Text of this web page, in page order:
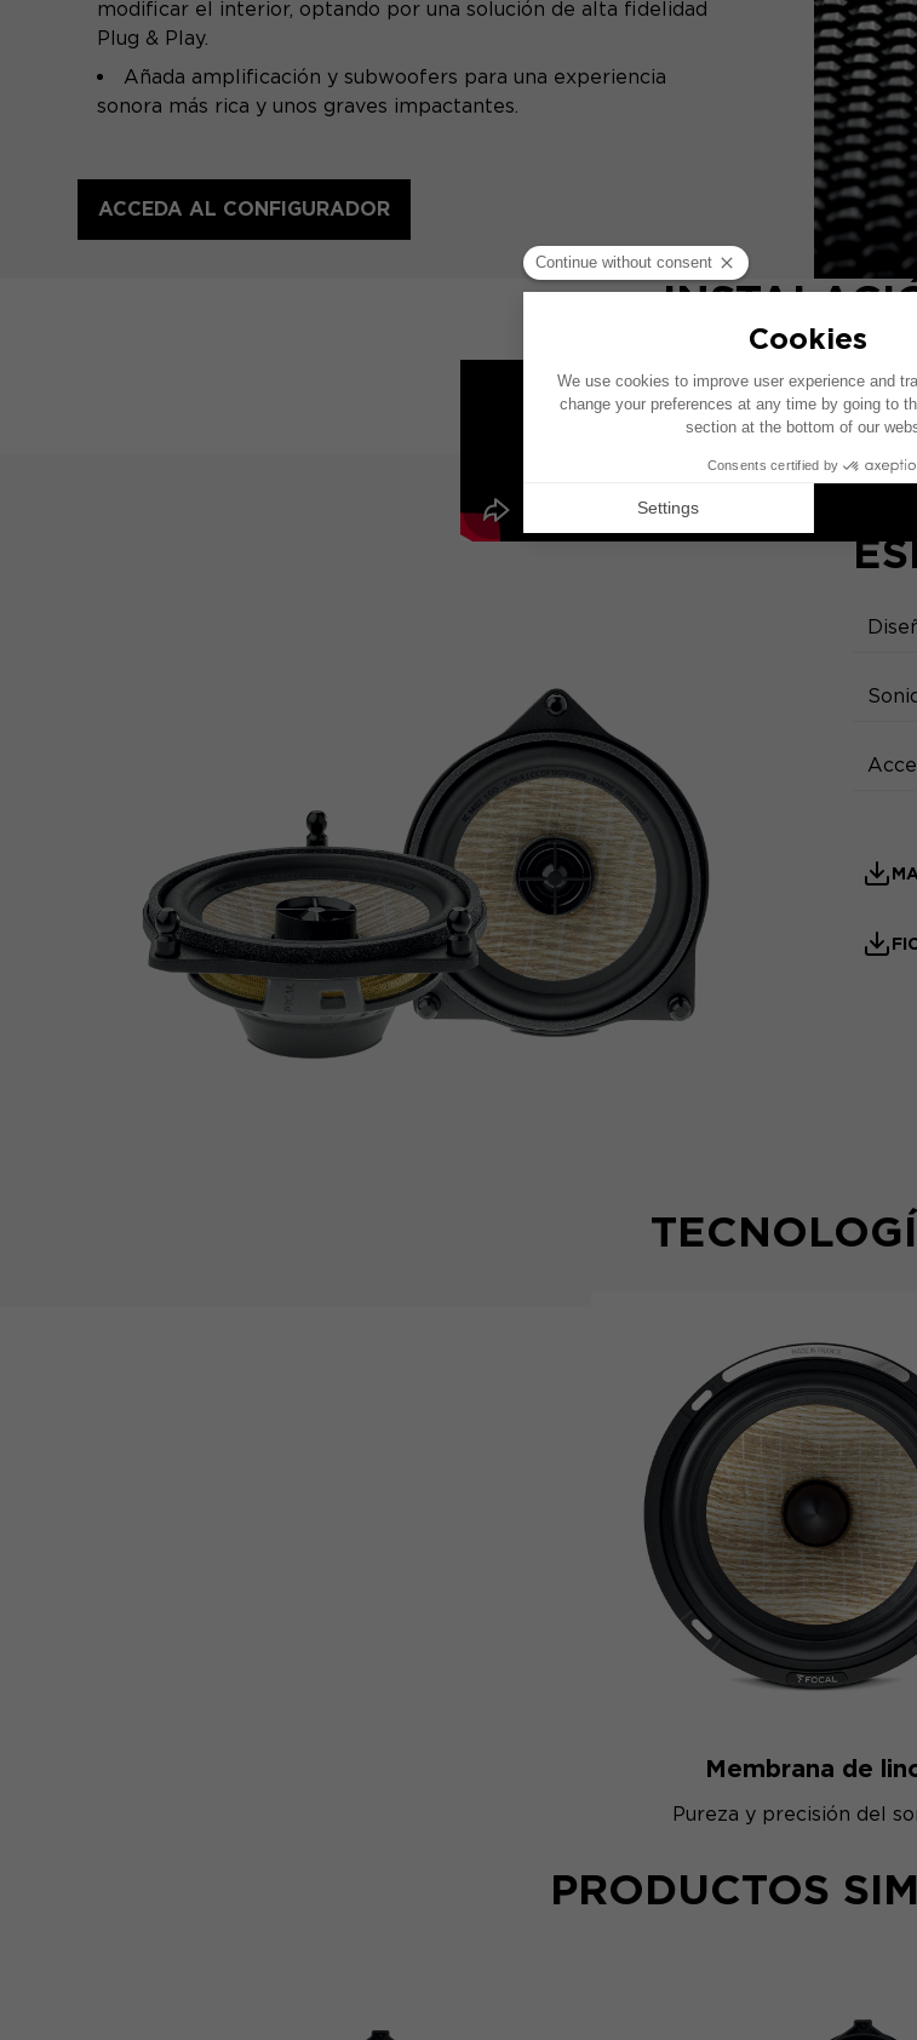
modificar el interior, optando por una solución de alta fidelidad
Plug & Play.
Añada amplificación y subwoofers para una experiencia
sonora más rica y unos graves impactantes.
ACCEDA AL CONFIGURADOR
Membrana de
Pureza y precisión del
PRODUCTOS